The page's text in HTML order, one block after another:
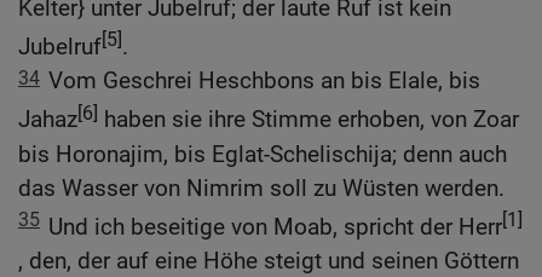
Kelter} unter Jubelruf; der laute Ruf ist kein
Jubelruf[5].
34 Vom Geschrei Heschbons an bis Elale, bis
Jahaz[6] haben sie ihre Stimme erhoben, von Zoar
bis Horonajim, bis Eglat-Schelischija; denn auch
das Wasser von Nimrim soll zu Wüsten werden.
35 Und ich beseitige von Moab, spricht der Herr[1]
, den, der auf eine Höhe steigt und seinen Göttern